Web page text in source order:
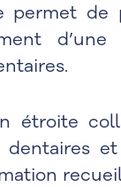
permet
étroite
dentaires